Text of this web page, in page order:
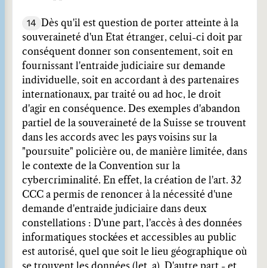
14
Dès qu'il est question de porter atteinte à la
souveraineté d'un Etat étranger, celui-ci doit par
conséquent donner son consentement, soit en
fournissant l'entraide judiciaire sur demande
individuelle, soit en accordant à des partenaires
internationaux, par traité ou ad hoc, le droit
d'agir en conséquence. Des exemples d'abandon
partiel de la souveraineté de la Suisse se trouvent
dans les accords avec les pays voisins sur la
"poursuite" policière ou, de manière limitée, dans
le contexte de la Convention sur la
cybercriminalité. En effet, la création de l'art. 32
CCC a permis de renoncer à la nécessité d'une
demande d'entraide judiciaire dans deux
constellations : D'une part, l'accès à des données
informatiques stockées et accessibles au public
est autorisé, quel que soit le lieu géographique où